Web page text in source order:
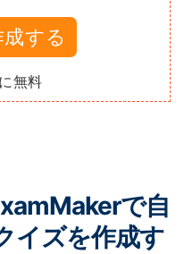
する
無料
で自
イズを作成す